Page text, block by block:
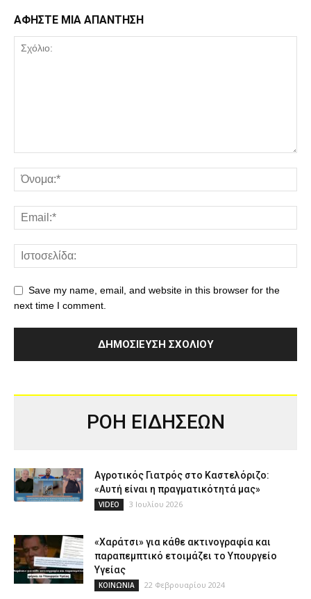
ΑΦΗΣΤΕ ΜΙΑ ΑΠΑΝΤΗΣΗ
Save my name, email, and website in this browser for the
next time I comment.
ΡΟΗ ΕΙΔΗΣΕΩΝ
Αγροτικός Γιατρός στο Καστελόριζο:
«Αυτή είναι η πραγματικότητά μας»
VIDEO 3 Ιουλίου 2026
«Χαράτσι» για κάθε ακτινογραφία και
παραπεμπτικό ετοιμάζει το Υπουργείο
Υγείας
ΚΟΙΝΩΝΙΑ 22 Φεβρουαρίου 2024